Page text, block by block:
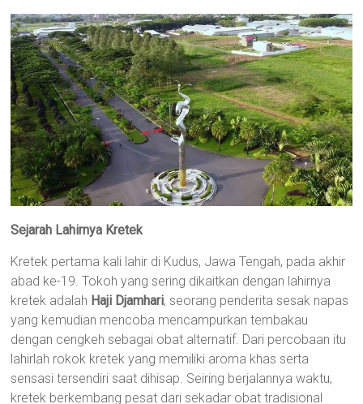
Sejarah Lahirnya Kretek
Kretek pertama kali lahir di Kudus, Jawa Tengah, pada akhir
abad ke-19. Tokoh yang sering dikaitkan dengan lahirnya
kretek adalah Haji Djamhari, seorang penderita sesak napas
yang kemudian mencoba mencampurkan tembakau
dengan cengkeh sebagai obat alternatif. Dari percobaan itu
lahirlah rokok kretek yang memiliki aroma khas serta
sensasi tersendiri saat dihisap. Seiring berjalannya waktu,
kretek berkembang pesat dari sekadar obat tradisional